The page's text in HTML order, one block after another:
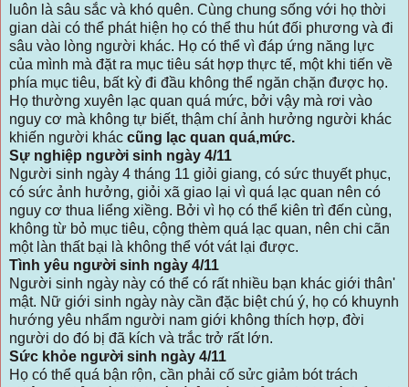
luôn là sâu sắc và khó quên. Cùng chung sống với họ thời
gian dài có thể phát hiện họ có thể thu hút đối phương và đi
sâu vào lòng người khác. Họ có thể vì đáp ứng năng lực
của mình mà đặt ra mục tiêu sát hợp thực tế, một khi tiến về
phía mục tiêu, bất kỳ đi đầu không thể ngăn chặn được họ.
Họ thường xuyên lạc quan quá mức, bởi vậy mà rơi vào
nguy cơ mà không tự biết, thậm chí ảnh hưởng người khác
khiến người khác cũng lạc quan quá,mức.
Sự nghiệp người sinh ngày 4/11
Người sinh ngày 4 tháng 11 giỏi giang, có sức thuyết phục,
có sức ảnh hưởng, giỏi xã giao lại vì quá lạc quan nên có
nguy cơ thua liểng xiềng. Bởi vì họ có thể kiên trì đến cùng,
không từ bỏ mục tiêu, cộng thèm quá lạc quan, nên chi cãn
một làn thất bại là không thể vót vát lại được.
Tình yêu người sinh ngày 4/11
Người sinh ngày này có thể có rất nhiều bạn khác giới thân'
mật. Nữ giới sinh ngày này cần đặc biệt chú ý, họ có khuynh
hướng yêu nhẩm người nam giới không thích hợp, đời
người do đó bị đã kích và trắc trở rất lớn.
Sức khỏe người sinh ngày 4/11
Họ có thể quá bận rộn, cần phải cố sửc giảm bót trách